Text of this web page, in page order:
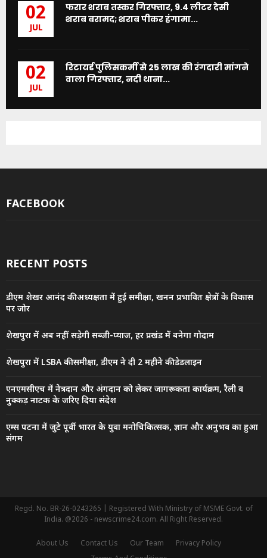
02
JUL
फरार शराब तस्कर गिरफ्तार, 9.4 लीटर देसी
शराब बरामद; शराब पीकर हंगामा...
02
JUL
रिटायर्ड पुलिसकर्मी से 25 लाख की रंगदारी मांगने
वाला गिरफ्तार, नदी थाना...
FACEBOOK
RECENT POSTS
डीएम शेखर आनंद की अध्यक्षता में हुई समीक्षा, खनन प्रभावित क्षेत्रों के विकास
पर जोर
शेखपुरा में अब नहीं सड़ेगी सब्जी-प्याज, हर प्रखंड में बनेगा गोदाम
शेखपुरा में LSBA की समीक्षा, डीएम ने दी 2 महीने की डेडलाइन
एनएमसीएच में नेत्रदान और अंगदान को लेकर जागरूकता कार्यक्रम, रैली व
नुक्कड़ नाटक के जरिए दिया संदेश
एम्स पटना में जुटे पूर्वी भारत के युवा मनोचिकित्सक, ज्ञान और अनुभव का हुआ
संगम
Regd. No. BR-26-0243265 | Registered With Ministry of MSME Govt. of
India. @2026 - newscrime24.com. All Right Reserved.
About Us Contact Us Our Team
Privacy Policy